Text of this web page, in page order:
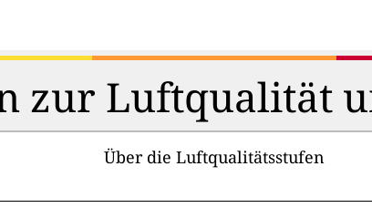
zur Luftqualität
Über die Luftqualitätsstufen